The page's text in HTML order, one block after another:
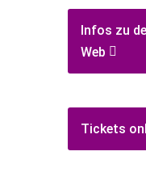
Infos zu
Web
Tickets